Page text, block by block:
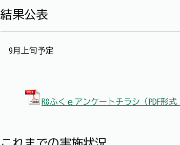
結果公表
9月上旬予定
R8ふくｅアンケートチラシ（PDF形式